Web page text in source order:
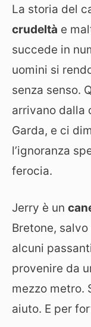
La storia del
crudeltà e
succede in
uomini si
senza senso.
arrivano dalla
Garda, e ci
l’ignoranza
ferocia.
Jerry è un
Bretone,
alcuni
provenire da
mezzo metro.
aiuto. E per